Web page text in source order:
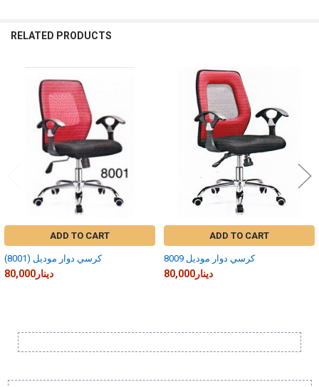
RELATED PRODUCTS
Related
Products
ADD TO CART
كرسي دوار موديل (8001)
80,000دينار
ADD TO CART
كرسي دوار موديل 8009
80,000دينار